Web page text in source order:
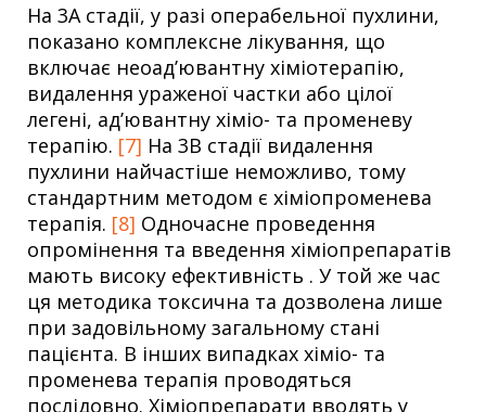
На 3А стадії, у разі операбельної пухлини,
показано комплексне лікування, що
включає неоад’ювантну хіміотерапію,
видалення ураженої частки або цілої
легені, ад’ювантну хіміо- та променеву
терапію. [7] На 3В стадії видалення
пухлини найчастіше неможливо, тому
стандартним методом є хіміопроменева
терапія. [8] Одночасне проведення
опромінення та введення хіміопрепаратів
мають високу ефективність . У той же час
ця методика токсична та дозволена лише
при задовільному загальному стані
пацієнта. В інших випадках хіміо- та
променева терапія проводяться
послідовно. Хіміопрепарати вводять у